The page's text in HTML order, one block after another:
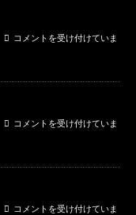
コメントを受け付けていま
コメントを受け付けていま
コメントを受け付けていま